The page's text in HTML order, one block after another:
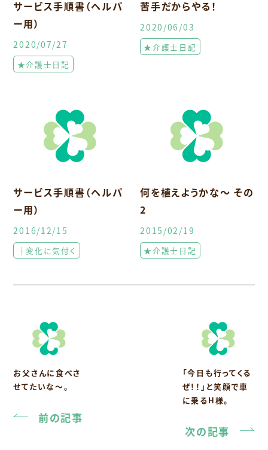
サービス手順書（ヘルパ
ー用）
2020/07/27
★介護士日記
苦手だからやる！
2020/06/03
★介護士日記
サービス手順書（ヘルパ
ー用）
2016/12/15
├変化に気付く
何を植えようかな〜 その
2
2015/02/19
★介護士日記
お父さんに食べさ
せてたいな〜。
前の記事
「今日も行ってくる
ぜ！！」と笑顔で車
に乗るH様。
次の記事